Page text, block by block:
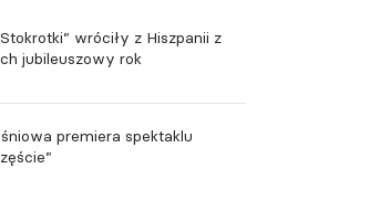
wróciły z Hiszpanii z
jubileuszowy rok
premiera spektaklu